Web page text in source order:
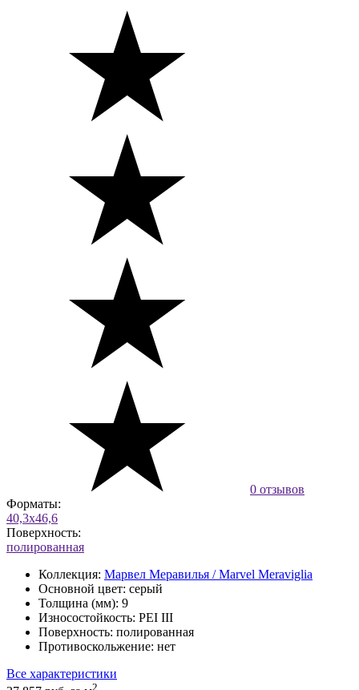
0 отзывов
Форматы:
40,3x46,6
Поверхность:
полированная
Коллекция: Марвел Меравилья / Marvel Meraviglia
Основной цвет: серый
Толщина (мм): 9
Износостойкость: PEI III
Поверхность: полированная
Противоскольжение: нет
Все характеристики
2